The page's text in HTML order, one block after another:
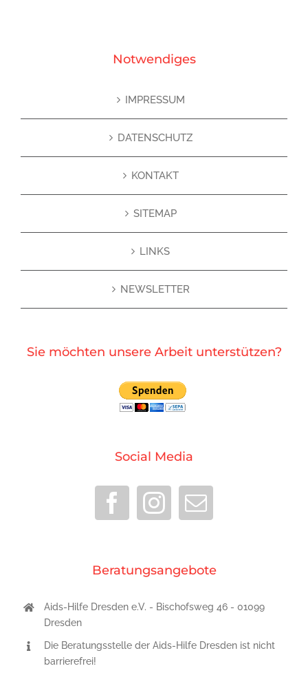
Notwendiges
IMPRESSUM
DATENSCHUTZ
KONTAKT
SITEMAP
LINKS
NEWSLETTER
Sie möchten unsere Arbeit unterstützen?
Social Media
Beratungsangebote
Aids-Hilfe Dresden e.V. - Bischofsweg 46 - 01099
Dresden
Die Beratungsstelle der Aids-Hilfe Dresden ist nicht
barrierefrei!